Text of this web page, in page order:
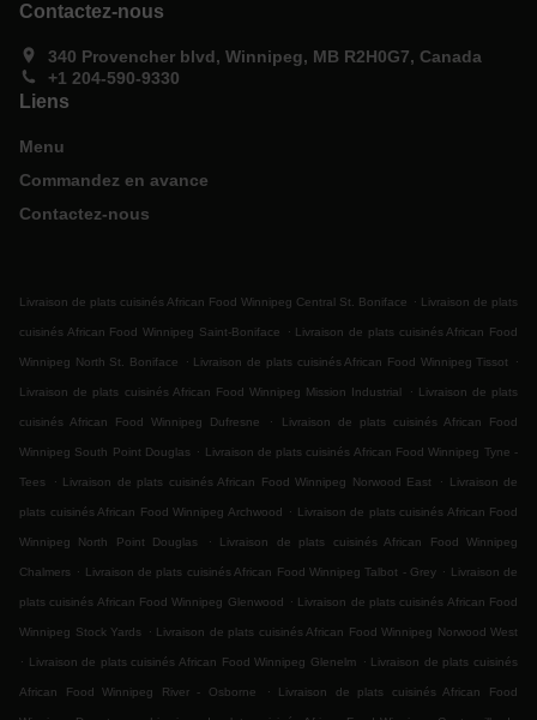
Contactez-nous
340 Provencher blvd, Winnipeg, MB R2H0G7, Canada
+1 204-590-9330
Liens
Menu
Commandez en avance
Contactez-nous
Livraison de plats cuisinés African Food Winnipeg Central St. Boniface . Livraison de plats
cuisinés African Food Winnipeg Saint-Boniface . Livraison de plats cuisinés African Food
Winnipeg North St. Boniface . Livraison de plats cuisinés African Food Winnipeg Tissot .
Livraison de plats cuisinés African Food Winnipeg Mission Industrial . Livraison de plats
cuisinés African Food Winnipeg Dufresne . Livraison de plats cuisinés African Food
Winnipeg South Point Douglas . Livraison de plats cuisinés African Food Winnipeg Tyne -
Tees . Livraison de plats cuisinés African Food Winnipeg Norwood East . Livraison de
plats cuisinés African Food Winnipeg Archwood . Livraison de plats cuisinés African Food
Winnipeg North Point Douglas . Livraison de plats cuisinés African Food Winnipeg
Chalmers . Livraison de plats cuisinés African Food Winnipeg Talbot - Grey . Livraison de
plats cuisinés African Food Winnipeg Glenwood . Livraison de plats cuisinés African Food
Winnipeg Stock Yards . Livraison de plats cuisinés African Food Winnipeg Norwood West
. Livraison de plats cuisinés African Food Winnipeg Glenelm . Livraison de plats cuisinés
African Food Winnipeg River - Osborne . Livraison de plats cuisinés African Food